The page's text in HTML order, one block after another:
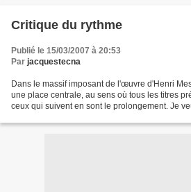
Critique du rythme
Publié le 15/03/2007 à 20:53
Par jacquestecna
Dans le massif imposant de l'œuvre d'Henri
une place centrale, au sens où tous les titres
ceux qui suivent en sont le prolongement. Je